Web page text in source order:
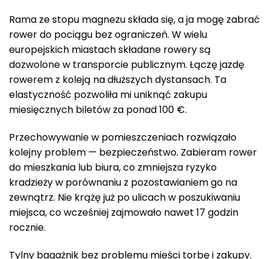
Rama ze stopu magnezu składa się, a ja mogę zabrać
rower do pociągu bez ograniczeń. W wielu
europejskich miastach składane rowery są
dozwolone w transporcie publicznym. Łączę jazdę
rowerem z koleją na dłuższych dystansach. Ta
elastyczność pozwoliła mi uniknąć zakupu
miesięcznych biletów za ponad 100 €.
Przechowywanie w pomieszczeniach rozwiązało
kolejny problem — bezpieczeństwo. Zabieram rower
do mieszkania lub biura, co zmniejsza ryzyko
kradzieży w porównaniu z pozostawianiem go na
zewnątrz. Nie krążę już po ulicach w poszukiwaniu
miejsca, co wcześniej zajmowało nawet 17 godzin
rocznie.
Tylny bagażnik bez problemu mieści torbę i zakupy.